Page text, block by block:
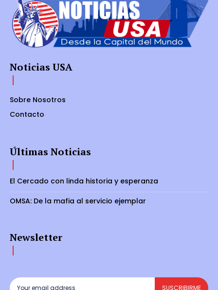
Noticias USA
Sobre Nosotros
Contacto
Últimas Noticias
El Cercado con linda historia y esperanza
OMSA: De la mafia al servicio ejemplar
Newsletter
SUSCRIBIRME